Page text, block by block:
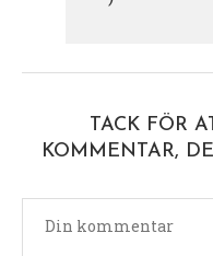
TACK FÖR
KOMMENTAR,